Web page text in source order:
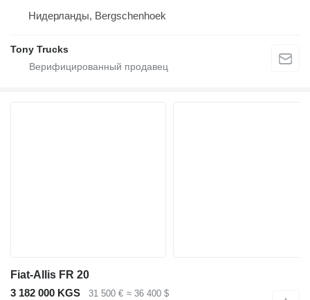
Нидерланды, Bergschenhoek
Tony Trucks
Fiat-Allis FR 20
3 182 000 KGS
31 500 € ≈ 36 400 $